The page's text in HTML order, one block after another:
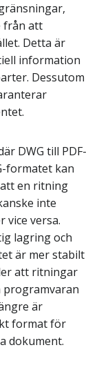
från att
Detta är
information
Dessutom
DWG till PDF-
formatet kan
en ritning
inte
vice versa.
lagring och
är mer stabilt
att ritningar
programvaran
är
format för
dokument.